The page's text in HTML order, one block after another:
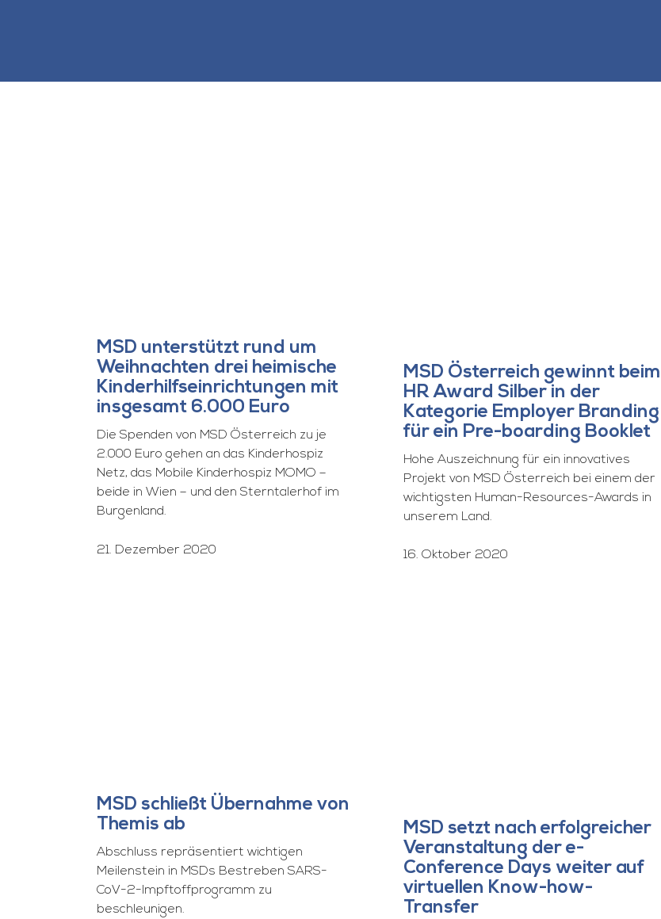
MSD unterstützt rund um
Weihnachten drei heimische
Kinderhilfseinrichtungen mit
insgesamt 6.000 Euro
Die Spenden von MSD Österreich zu je
2.000 Euro gehen an das Kinderhospiz
Netz, das Mobile Kinderhospiz MOMO –
beide in Wien – und den Sterntalerhof im
Burgenland.
21. Dezember 2020
MSD Österreich gewinnt beim
HR Award Silber in der
Kategorie Employer Branding
für ein Pre-boarding Booklet
Hohe Auszeichnung für ein innovatives
Projekt von MSD Österreich bei einem der
wichtigsten Human-Resources-Awards in
unserem Land.
16. Oktober 2020
MSD schließt Übernahme von
Themis ab
Abschluss repräsentiert wichtigen
Meilenstein in MSDs Bestreben SARS-
CoV-2-Impftoffprogramm zu
beschleunigen.
MSD setzt nach erfolgreicher
Veranstaltung der e-
Conference Days weiter auf
virtuellen Know-how-
Transfer